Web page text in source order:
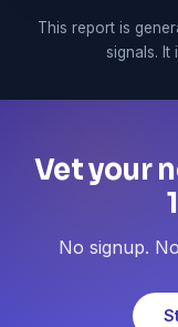
This report is
signals. It
Vet your
No signup.